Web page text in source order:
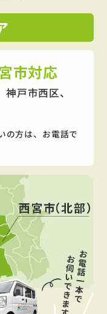
市対応
戸市西区、
の方は、お電話で